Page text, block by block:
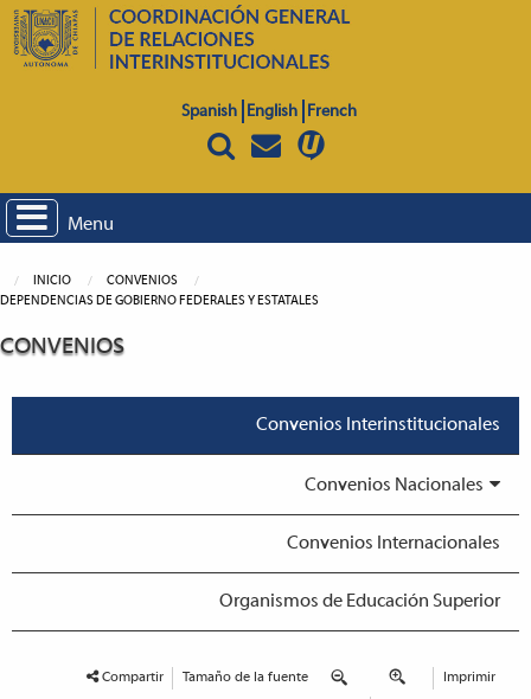
Spanish English French
Menu
INICIO
CONVENIOS
DEPENDENCIAS DE GOBIERNO FEDERALES Y ESTATALES
CONVENIOS
Convenios Interinstitucionales
Convenios Nacionales
Convenios Internacionales
Organismos de Educación Superior
Compartir Tamaño de la fuente Imprimir